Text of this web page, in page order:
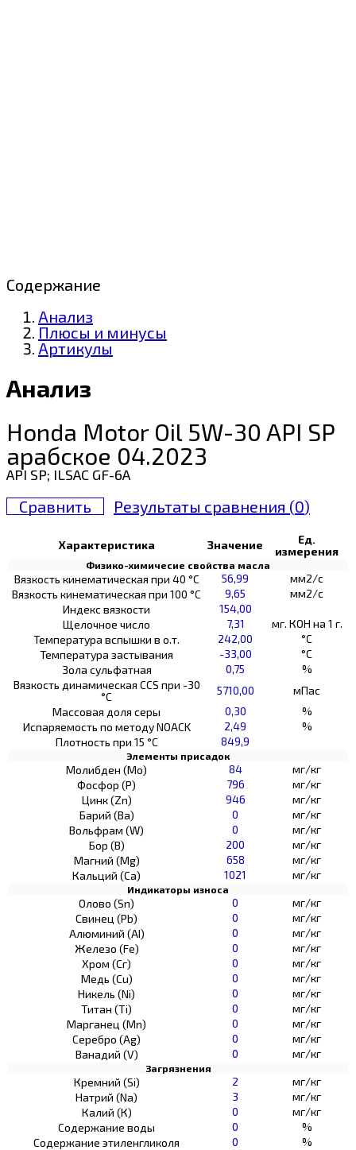
Содержание
Анализ
Плюсы и минусы
Артикулы
Анализ
Honda Motor Oil 5W-30 API SP
арабское 04.2023
API SP; ILSAC GF-6A
Сравнить Результаты сравнения (0)
Характеристика Значение
Ед.
измерения
Физико-химичесие свойства масла
Вязкость кинематическая при 40 °С 56,99
мм2/с
Вязкость кинематическая при 100 °С
9,65
мм2/с
Индекс вязкости
154,00
Щелочное число
7,31
мг. КОН на 1 г.
Температура вспышки в о.т.
242,00
°C
Температура застывания
-33,00
°C
Зола сульфатная
0,75
%
Вязкость динамическая CCS при -30
°С
5710,00
мПас
Массовая доля серы
0,30
%
Испаряемость по методу NOACK
2,49
%
Плотность при 15 °C
849,9
Элементы присадок
Молибден (Мо) 84
мг/кг
Фосфор (Р)
796
мг/кг
Цинк (Zn)
946
мг/кг
Барий (Ва)
0
мг/кг
Вольфрам (W)
0
мг/кг
Бор (В)
200
мг/кг
Магний (Mg)
658
мг/кг
Кальций (Са)
1021 мг/кг
Индикаторы износа
Олово (Sn) 0
мг/кг
Свинец (Pb)
0
мг/кг
Алюминий (AI)
0
мг/кг
Железо (Fe)
0
мг/кг
Хром (Сг)
0
мг/кг
Медь (Cu)
0
мг/кг
Никель (Ni)
0
мг/кг
Титан (Ti)
0
мг/кг
Марганец (Mn)
0
мг/кг
Серебро (Ag)
0
мг/кг
Ванадий (V)
0 мг/кг
Загрязнения
Кремний (Si) 2
мг/кг
Натрий (Na)
3
мг/кг
Калий (К)
0
мг/кг
Содержание воды
0
%
Содержание этиленгликоля
0
%